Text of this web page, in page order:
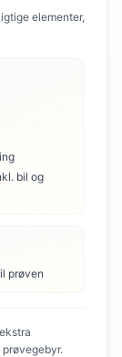
elementer,
bil og
prøven